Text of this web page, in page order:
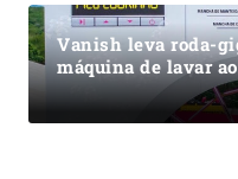
Vanish leva roda-
máquina de lavar